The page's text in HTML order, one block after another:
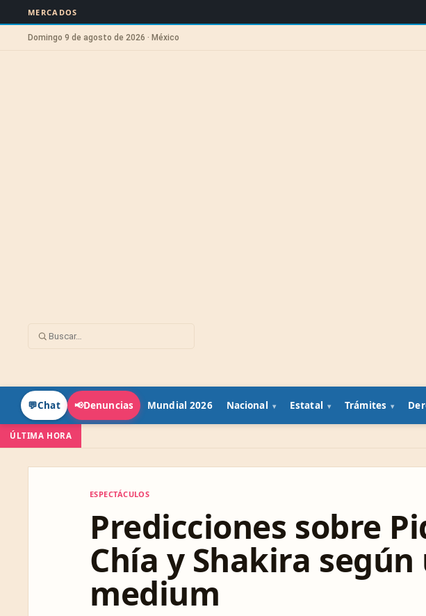
MERCADOS
Domingo 9 de agosto de 2026 · México
💬Chat 📢Denuncias Mundial 2026 Nacional Estatal Trámites
ÚLTIMA HORA
ESPECTÁCULOS
Predicciones sobre
Chía y Shakira según
medium